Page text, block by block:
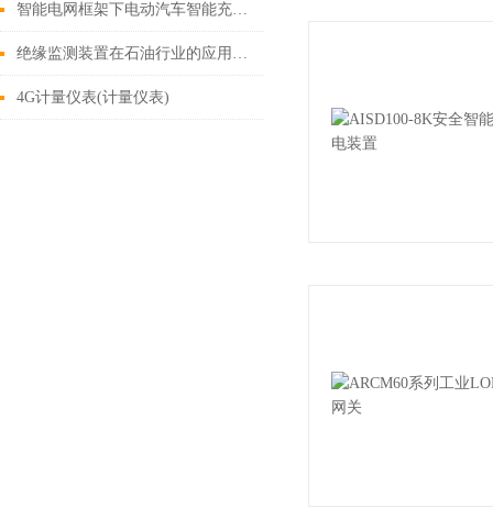
智能电网框架下电动汽车智能充电系统的设计
绝缘监测装置在石油行业的应用广泛且重要
4G计量仪表(计量仪表)